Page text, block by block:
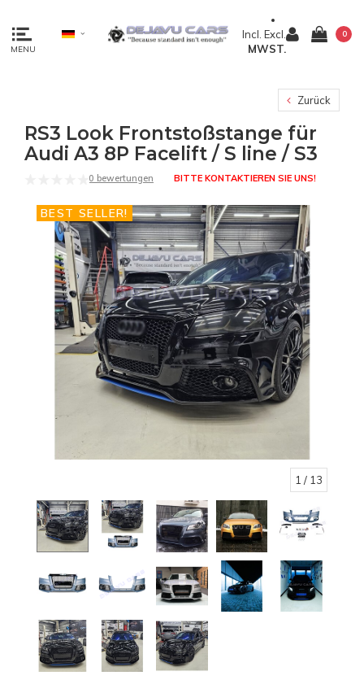
MENU
Incl. Excl.
MWST.
0
Zurück
RS3 Look Frontstoßstange für
Audi A3 8P Facelift / S line / S3
0 bewertungen BITTE KONTAKTIEREN SIE UNS!
BEST SELLER!
1 / 13